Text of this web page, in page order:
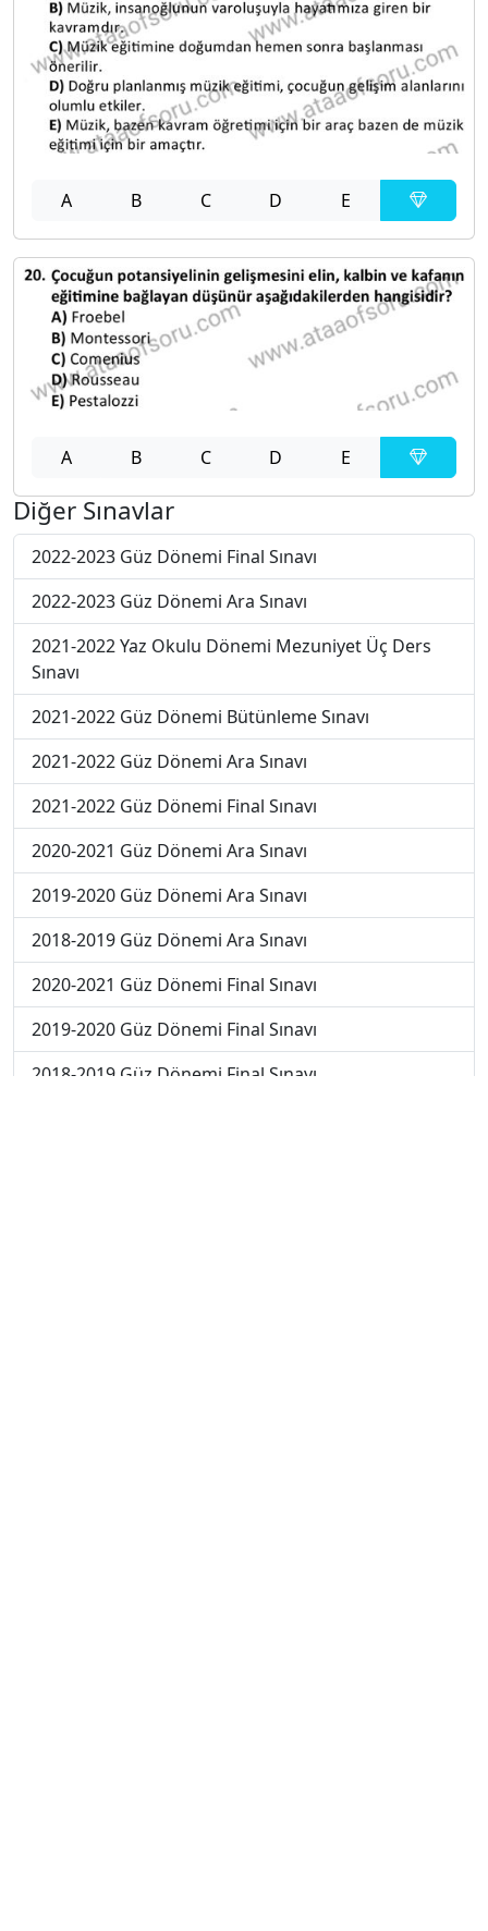
A B C D E
A B C D E
Diğer Sınavlar
2022-2023 Güz Dönemi Final Sınavı
2022-2023 Güz Dönemi Ara Sınavı
2021-2022 Yaz Okulu Dönemi Mezuniyet Üç Ders
Sınavı
2021-2022 Güz Dönemi Bütünleme Sınavı
2021-2022 Güz Dönemi Ara Sınavı
2021-2022 Güz Dönemi Final Sınavı
2020-2021 Güz Dönemi Ara Sınavı
2019-2020 Güz Dönemi Ara Sınavı
2018-2019 Güz Dönemi Ara Sınavı
2020-2021 Güz Dönemi Final Sınavı
2019-2020 Güz Dönemi Final Sınavı
2018-2019 Güz Dönemi Final Sınavı